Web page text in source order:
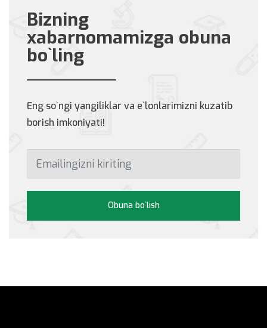
Bizning
xabarnomamizga obuna
bo`ling
Eng so`ngi yangiliklar va e`lonlarimizni kuzatib
borish imkoniyati!
Obuna bo`lish